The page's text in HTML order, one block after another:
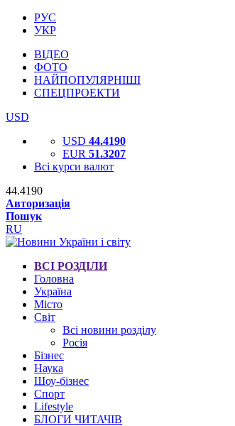
РУС
УКР
ВІДЕО
ФОТО
НАЙПОПУЛЯРНІШІ
СПЕЦПРОЕКТИ
USD
USD 44.4190
EUR 51.3207
Всі курси валют
44.4190
Авторизація
Пошук
RU
ВСІ РОЗДІЛИ
Головна
Україна
Місто
Світ
Всі новини розділу
Росія
Бізнес
Наука
Шоу-бізнес
Спорт
Lifestyle
БЛОГИ ЧИТАЧІВ